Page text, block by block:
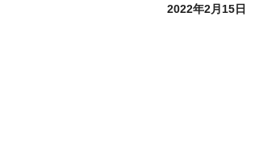
2022年2月15日